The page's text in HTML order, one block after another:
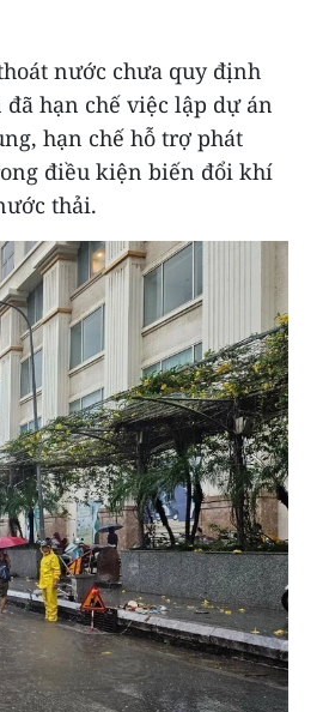
nước chưa quy định
hạn chế việc lập dự án
hạn chế hỗ trợ phát
điều kiện biến đổi khí
thải.